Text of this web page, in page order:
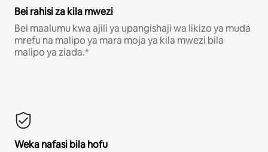
Bei rahisi za kila mwezi
Bei maalumu kwa ajili ya upangishaji wa likizo ya muda
mrefu na malipo ya mara moja ya kila mwezi bila
malipo ya ziada.*
Weka nafasi bila hofu